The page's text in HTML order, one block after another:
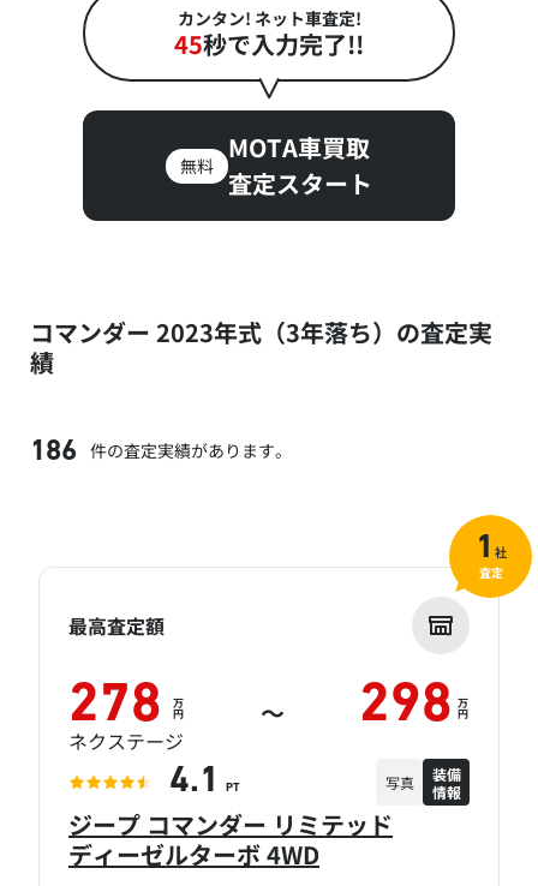
カンタン! ネット車査定!
45秒で入力完了!!
無料
MOTA車買取
査定スタート
コマンダー 2023年式（3年落ち）の査定実
績
186 件の査定実績があります。
ジープ コマンダー リミテッド
ディーゼルターボ 4WD
最高査定額
278 万
円 ～ 298 万
円
ネクステージ
4.1 PT 写真
装備
情報
1 社
査定